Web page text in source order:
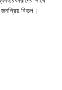
বিকল্প।